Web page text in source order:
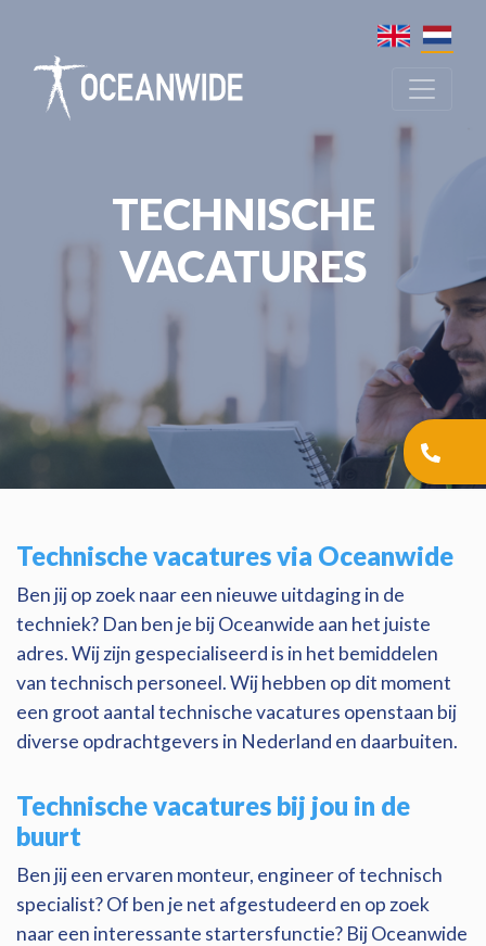
TECHNISCHE
VACATURES
Technische vacatures via Oceanwide
Ben jij op zoek naar een nieuwe uitdaging in de
techniek? Dan ben je bij Oceanwide aan het juiste
adres. Wij zijn gespecialiseerd is in het bemiddelen
van technisch personeel. Wij hebben op dit moment
een groot aantal technische vacatures openstaan bij
diverse opdrachtgevers in Nederland en daarbuiten.
Technische vacatures bij jou in de
buurt
Ben jij een ervaren monteur, engineer of technisch
specialist? Of ben je net afgestudeerd en op zoek
naar een interessante startersfunctie? Bij Oceanwide